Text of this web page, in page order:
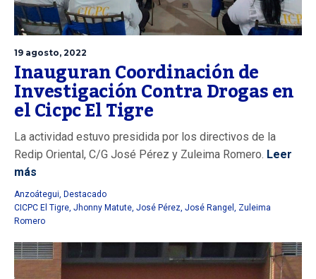
19 agosto, 2022
Inauguran Coordinación de
Investigación Contra Drogas en
el Cicpc El Tigre
La actividad estuvo presidida por los directivos de la
Redip Oriental, C/G José Pérez y Zuleima Romero. Leer
más
Anzoátegui, Destacado
CICPC El Tigre, Jhonny Matute, José Pérez, José Rangel , Zuleima
Romero